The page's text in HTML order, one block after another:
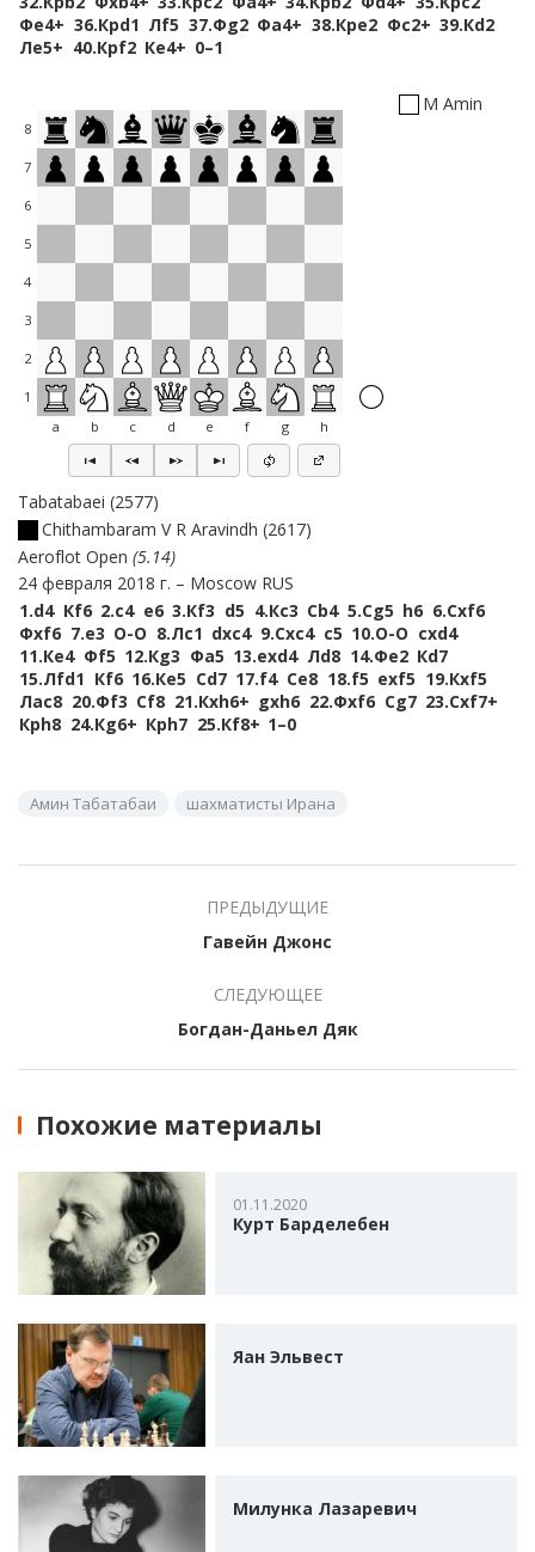
Фe4+ 36.Крd1 Лf5 37.Фg2 Фa4+ 38.Крe2 Фc2+ 39.Кd2
Лe5+ 40.Крf2 Кe4+ 0–1
8
7
6
5
4
3
2
1
a
b c d e f g h
M Amin
Tabatabaei 2577
Chithambaram V R Aravindh 2617
Aeroflot Open 5.14
24 февраля 2018 г.
Moscow RUS
1.d4 Кf6 2.c4 e6 3.Кf3 d5 4.Кc3 Сb4 5.Сg5 h6 6.Сxf6
Фxf6 7.e3 O-O 8.Лc1 dxc4 9.Сxc4 c5 10.O-O cxd4
11.Кe4 Фf5 12.Кg3 Фa5 13.exd4 Лd8 14.Фe2 Кd7
15.Лfd1 Кf6 16.Кe5 Сd7 17.f4 Сe8 18.f5 exf5 19.Кxf5
Лac8 20.Фf3 Сf8 21.Кxh6+ gxh6 22.Фxf6 Сg7 23.Сxf7+
Крh8 24.Кg6+ Крh7 25.Кf8+ 1–0
Амин Табатабаи шахматисты Ирана
ПРЕДЫДУЩИЕ
Гавейн Джонс
СЛЕДУЮЩЕЕ
Богдан-Даньел Дяк
Похожие материалы
01.11.2020
Курт Барделебен
Яан Эльвест
Милунка Лазаревич